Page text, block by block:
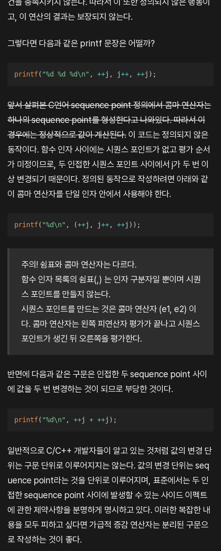
고, 이 연산의 결과는 보장되지 않는다.
그렇다면 다음과 같은 printf 문장은 어떨까?
printf( "%d %d %d\n" , ++j , j++, ++j ) ;
앞서 살펴본 C언어 sequence point 정의에서 콤마 연산자는
하나의 sequence point를 형성한다고 나와있다. 따라서 이
경우에는 정상적으로 값이 계산된다. 이 코드는 정의되지 않은
동작이다. 함수 인자 사이에는 시퀀스 포인트가 없고 평가 순서
가 미정이므로, 두 인접한 시퀀스 포인트 사이에서 j가 두 번 이
상 변경되기 때문이다. 정의된 동작으로 작성하려면 아래와 같
이 콤마 연산자를 단일 인자 안에서 사용해야 한다.
printf( "%d\n" , (++j , j++, ++j ) ) ;
주의! 쉼표와 콤마 연산자는 다르다.
함수 인자 목록의 쉼표(,) 는 인자 구분자일 뿐이며 시퀀
스 포인트를 만들지 않는다.
시퀀스 포인트를 만드는 것은 콤마 연산자 (e1, e2) 이
다. 콤마 연산자는 왼쪽 피연산자 평가가 끝나고 시퀀스
포인트가 생긴 뒤 오른쪽을 평가한다.
반면에 다음과 같은 구문은 인접한 두 sequence point 사이
에 값을 두 번 변경하는 것이 되므로 부당한 것이다.
printf( "%d\n" , ++j + ++j ) ;
일반적으로 C/C++ 개발자들이 알고 있는 것처럼 값의 변경 단
위는 구문 단위로 이루어지지는 않는다. 값의 변경 단위는 seq
uence point라는 것을 단위로 이루어지며, 표준에서는 두 인
접한 sequence point 사이에 발생할 수 있는 사이드 이펙트
에 관한 제약사항을 분명하게 명시하고 있다. 이러한 복잡한 내
용을 모두 피하고 싶다면 가급적 증감 연산자는 분리된 구문으
로 작성하는 것이 좋다.